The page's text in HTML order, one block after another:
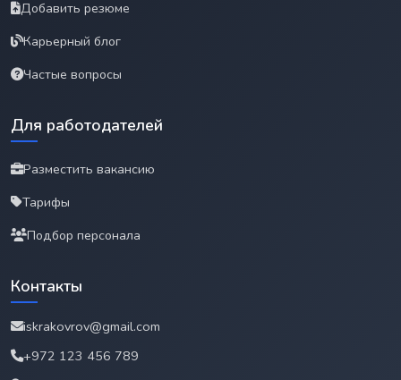
Добавить резюме
Карьерный блог
Частые вопросы
Для работодателей
Разместить вакансию
Тарифы
Подбор персонала
Контакты
iskrakovrov@gmail.com
+972 123 456 789